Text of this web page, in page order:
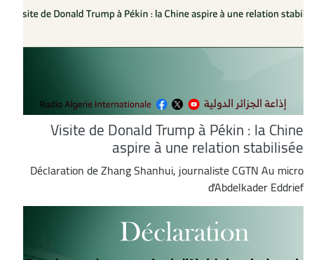
Visite de Donald Trump à Pékin : la Chine
aspire à une relation stabilisée
Déclaration de Zhang Shanhui, journaliste CGTN Au micro
d'Abdelkader Eddrief